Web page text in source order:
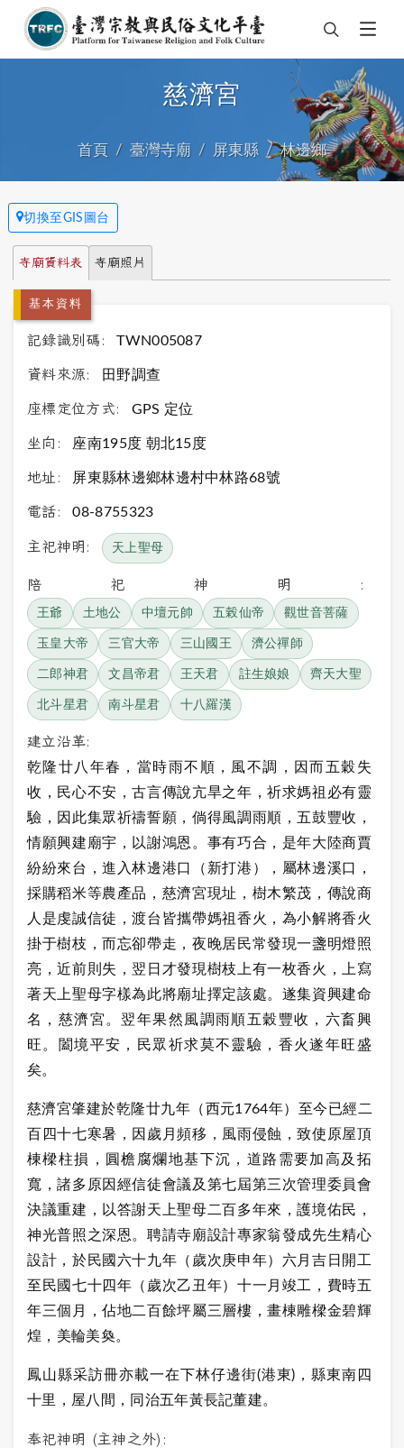
慈濟宮
首頁 臺灣寺廟 屏東縣 林邊鄉
切換至GIS圖台
寺廟資料表 寺廟照片
基本資料
記錄識別碼: TWN005087
資料來源: 田野調查
座標定位方式: GPS 定位
坐向: 座南195度 朝北15度
地址: 屏東縣林邊鄉林邊村中林路68號
電話: 08-8755323
主祀神明: 天上聖母
陪祀神明:
王爺 土地公 中壇元帥 五榖仙帝 觀世音菩薩
玉皇大帝 三官大帝 三山國王 濟公禪師
二郎神君 文昌帝君 王天君 註生娘娘 齊天大聖
北斗星君 南斗星君 十八羅漢
建立沿革:
乾隆廿八年春，當時雨不順，風不調，因而五穀失
收，民心不安，古言傳說亢旱之年，祈求媽祖必有靈
驗，因此集眾祈禱誓願，倘得風調雨順，五鼓豐收，
情願興建廟宇，以謝鴻恩。事有巧合，是年大陸商賈
紛紛來台，進入林邊港口（新打港），屬林邊溪口，
採購稻米等農產品，慈濟宮現址，樹木繁茂，傳說商
人是虔誠信徒，渡台皆攜帶媽祖香火，為小解將香火
掛于樹枝，而忘卻帶走，夜晚居民常發現一盞明燈照
亮，近前則失，翌日才發現樹枝上有一枚香火，上寫
著天上聖母字樣為此將廟址擇定該處。遂集資興建命
名，慈濟宮。翌年果然風調雨順五穀豐收，六畜興
旺。闔境平安，民眾祈求莫不靈驗，香火遂年旺盛
矣。
慈濟宮肇建於乾隆廿九年（西元1764年）至今已經二
百四十七寒暑，因歲月頻移，風雨侵蝕，致使原屋頂
棟樑柱損，圓檐腐爛地基下沉，道路需要加高及拓
寬，諸多原因經信徒會議及第七屆第三次管理委員會
決議重建，以答謝天上聖母二百多年來，護境佑民，
神光普照之深恩。聘請寺廟設計專家翁發成先生精心
設計，於民國六十九年（歲次庚申年）六月吉日開工
至民國七十四年（歲次乙丑年）十一月竣工，費時五
年三個月，佔地二百餘坪屬三層樓，畫棟雕樑金碧輝
煌，美輪美奐。
鳳山縣采訪冊亦載一在下林仔邊街(港東)，縣東南四
十里，屋八間，同治五年黃長記董建。
奉祀神明 (主神之外):